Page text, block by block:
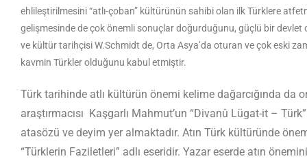
ehlileştirilmesini “atlı-çoban” kültürünün sahibi olan ilk Türklere
gelişmesinde de çok önemli sonuçlar doğurduğunu, güçlü bir devlet
ve kültür tarihçisi W.Schmidt de, Orta Asya’da oturan ve çok eski
kavmin Türkler olduğunu kabul etmiştir.
Türk tarihinde atlı kültürün önemi kelime dağarcığında da
araştırmacısı Kaşgarlı Mahmut’un “Divanû Lügat-it –
atasözü ve deyim yer almaktadır. Atın Türk kültüründe
“Türklerin Faziletleri” adlı eseridir. Yazar eserde atın